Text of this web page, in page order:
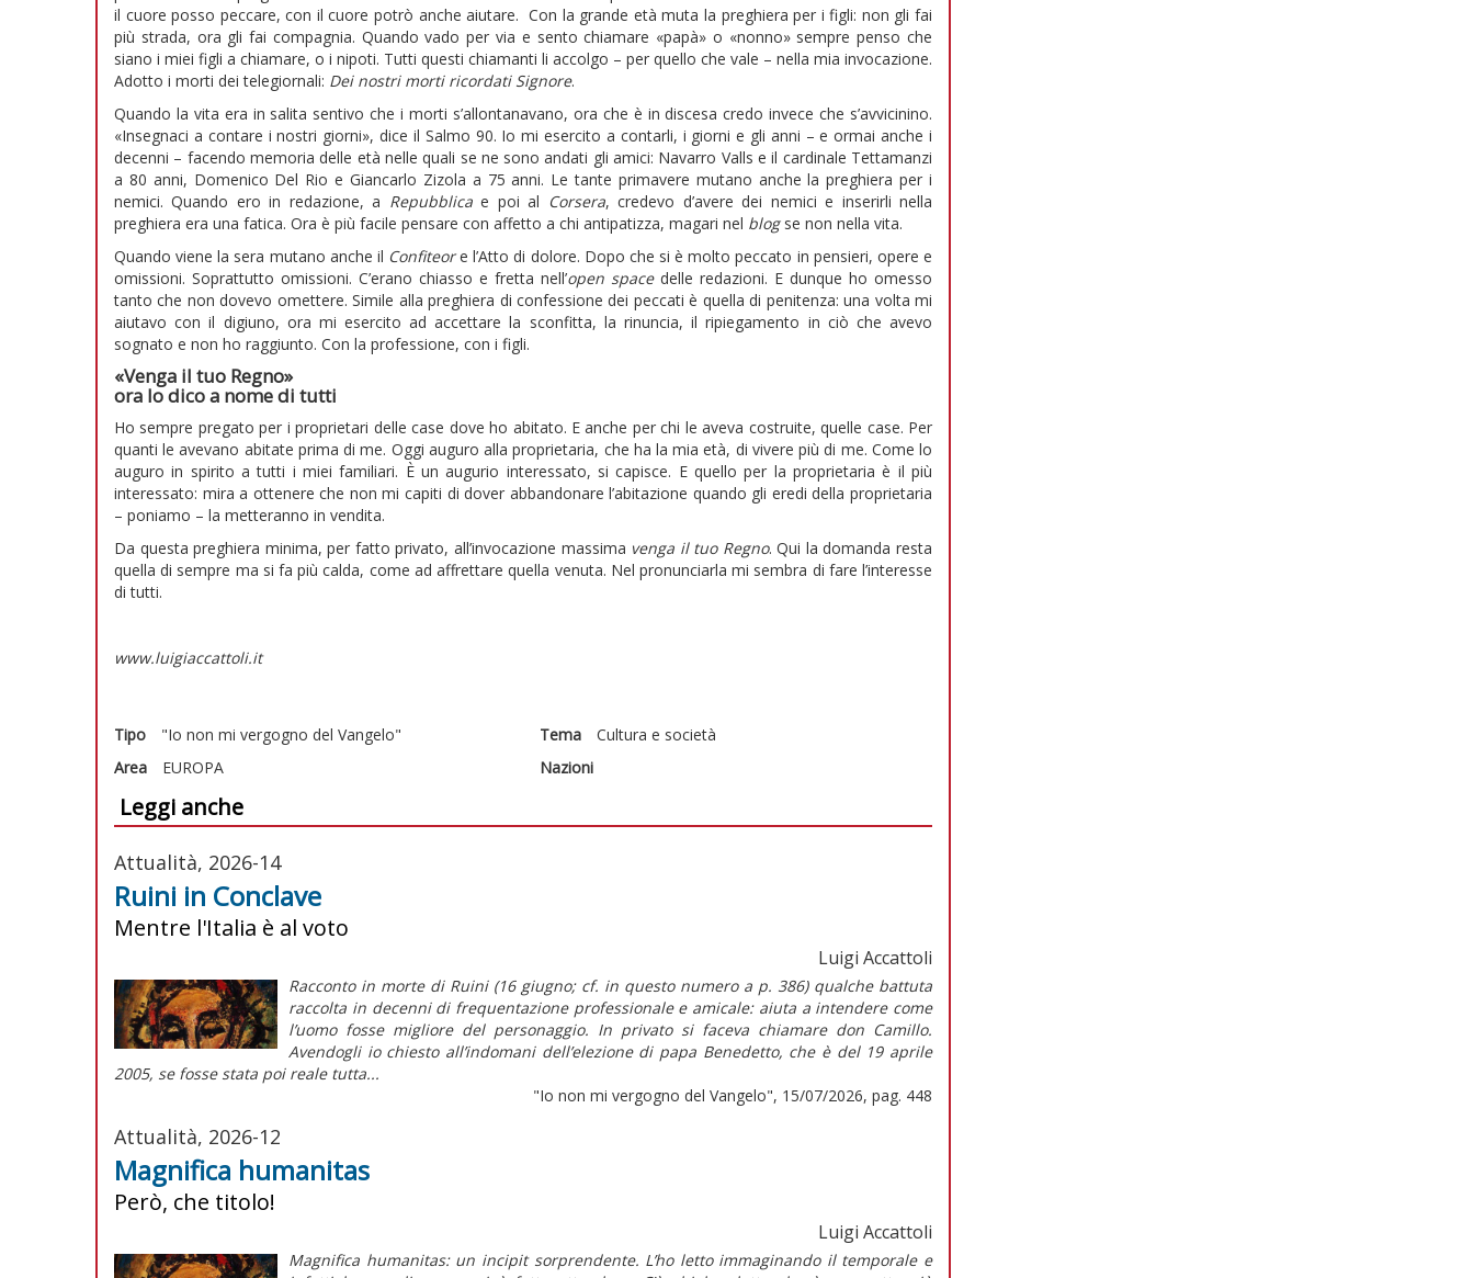
il cuore posso peccare, con il cuore potrò anche aiutare. Con la grande età muta la preghiera per i figli: non gli fai
più strada, ora gli fai compagnia. Quando vado per via e sento chiamare «papà» o «nonno» sempre penso che
siano i miei figli a chiamare, o i nipoti. Tutti questi chiamanti li accolgo – per quello che vale – nella mia invocazione.
Adotto i morti dei telegiornali: Dei nostri morti ricordati Signore.
Quando la vita era in salita sentivo che i morti s’allontanavano, ora che è in discesa credo invece che s’avvicinino.
«Insegnaci a contare i nostri giorni», dice il Salmo 90. Io mi esercito a contarli, i giorni e gli anni – e ormai anche i
decenni – facendo memoria delle età nelle quali se ne sono andati gli amici: Navarro Valls e il cardinale Tettamanzi
a 80 anni, Domenico Del Rio e Giancarlo Zizola a 75 anni. Le tante primavere mutano anche la preghiera per i
nemici. Quando ero in redazione, a Repubblicae poi al Corsera, credevo d’avere dei nemici e inserirli nella
preghiera era una fatica. Ora è più facile pensare con affetto a chi antipatizza, magari nel blogse non nella vita.
Quando viene la sera mutano anche il Confiteore l’Atto di dolore. Dopo che si è molto peccato in pensieri, opere e
omissioni. Soprattutto omissioni. C’erano chiasso e fretta nell’open spacedelle redazioni. E dunque ho omesso
tanto che non dovevo omettere. Simile alla preghiera di confessione dei peccati è quella di penitenza: una volta mi
aiutavo con il digiuno, ora mi esercito ad accettare la sconfitta, la rinuncia, il ripiegamento in ciò che avevo
sognato e non ho raggiunto. Con la professione, con i figli.
«Venga il tuo Regno»
ora lo dico a nome di tutti
Ho sempre pregato per i proprietari delle case dove ho abitato. E anche per chi le aveva costruite, quelle case. Per
quanti le avevano abitate prima di me. Oggi auguro alla proprietaria, che ha la mia età, di vivere più di me. Come lo
auguro in spirito a tutti i miei familiari. È un augurio interessato, si capisce. E quello per la proprietaria è il più
interessato: mira a ottenere che non mi capiti di dover abbandonare l’abitazione quando gli eredi della proprietaria
– poniamo – la metteranno in vendita.
Da questa preghiera minima, per fatto privato, all’invocazione massima venga il tuo Regno. Qui la domanda resta
quella di sempre ma si fa più calda, come ad affrettare quella venuta. Nel pronunciarla mi sembra di fare l’interesse
di tutti.
www.luigiaccattoli.it
Tipo "Io non mi vergogno del Vangelo" Tema
Cultura e società
Area
EUROPA Nazioni
Leggi anche
Attualità, 2026-14
Ruini in Conclave
Mentre l'Italia è al voto
Luigi Accattoli
Racconto in morte di Ruini (16 giugno; cf. in questo numero a p. 386) qualche battuta
raccolta in decenni di frequentazione professionale e amicale: aiuta a intendere come
l’uomo fosse migliore del personaggio. In privato si faceva chiamare don Camillo.
Avendogli io chiesto all’indomani dell’elezione di papa Benedetto, che è del 19 aprile
2005, se fosse stata poi reale tutta...
"Io non mi vergogno del Vangelo", 15/07/2026, pag. 448
Attualità, 2026-12
Magnifica humanitas
Però, che titolo!
Luigi Accattoli
Magnifica humanitas: un incipit sorprendente. L’ho letto immaginando il temporale e